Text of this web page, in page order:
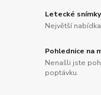
Letecké snímky
Největší
Pohlednice na
Nenašli jste
poptávku.